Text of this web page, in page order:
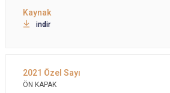
indir
ÖN KAPAK